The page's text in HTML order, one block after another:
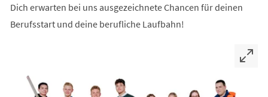
Dich erwarten bei uns ausgezeichnete Chancen für deinen
Berufsstart und deine berufliche Laufbahn!